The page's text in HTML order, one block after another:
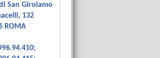
San Girolamo
132
ROMA